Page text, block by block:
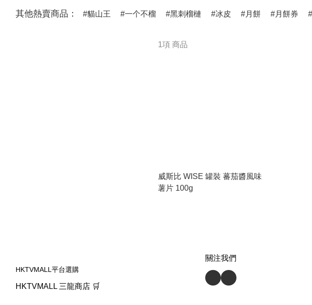
其他熱賣商品： 貓山王 一个不榴 黑刺榴槤 冰皮 月餅 月餅券
1項 商品
威斯比 WISE 罐裝 蕃茄醬風味
薯片 100g
HKTVMALL平台選購
HKTVMALL 三龍商店 🛒
關注我們